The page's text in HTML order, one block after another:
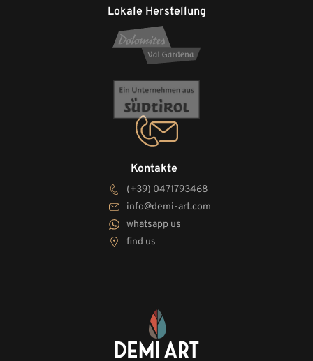
Kontakte
(+39) 0471793468
info@demi-art.com
whatsapp us
find us
Lokale Herstellung